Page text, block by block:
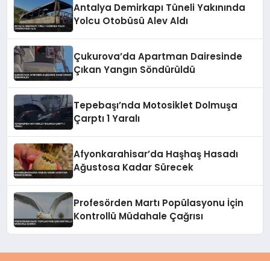
Antalya Demirkapı Tüneli Yakınında
Yolcu Otobüsü Alev Aldı
Çukurova’da Apartman Dairesinde
Çıkan Yangın Söndürüldü
Tepebaşı’nda Motosiklet Dolmuşa
Çarptı 1 Yaralı
Afyonkarahisar’da Haşhaş Hasadı
Ağustosa Kadar Sürecek
Profesörden Martı Popülasyonu İçin
Kontrollü Müdahale Çağrısı